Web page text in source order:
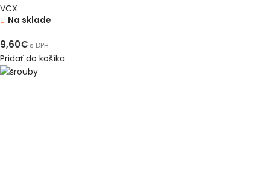
VCX
Na sklade
9,60€ s DPH
Pridať do košíka